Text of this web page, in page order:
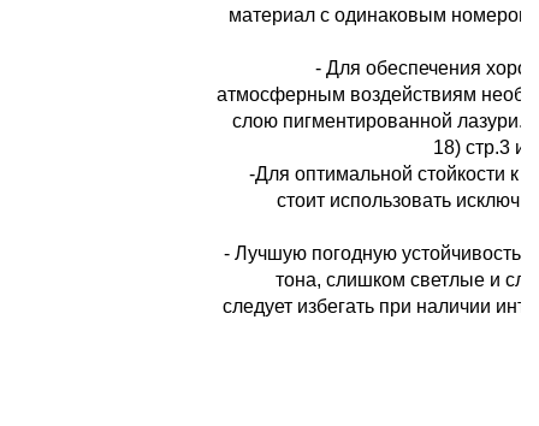
материал с одинаковым номером
- Для обеспечения
атмосферным воздействиям
слою пигментированной лазури.
18) стр.3
-Для оптимальной стойкости к
стоит использовать
- Лучшую погодную устойчивость
тона, слишком светлые и
следует избегать при наличии